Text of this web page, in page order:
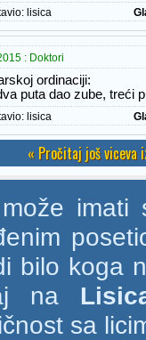
lisica
: Doktori
ordinaciji:
puta dao zube, treći
lisica
« Pročitaj još viceva
imati
bilo koga
na
sa